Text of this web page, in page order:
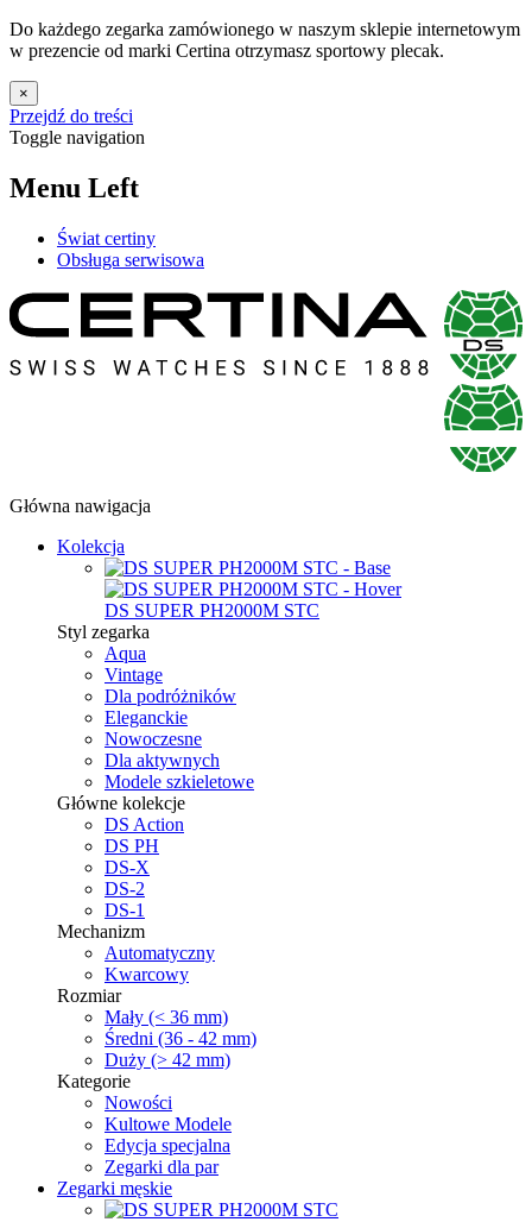
Do każdego zegarka zamówionego w naszym sklepie internetowym
w prezencie od marki Certina otrzymasz sportowy plecak.
×
Przejdź do treści
Toggle navigation
Menu Left
Świat certiny
Obsługa serwisowa
Główna nawigacja
Kolekcja
DS SUPER PH2000M STC
Styl zegarka
Aqua
Vintage
Dla podróżników
Eleganckie
Nowoczesne
Dla aktywnych
Modele szkieletowe
Główne kolekcje
DS Action
DS PH
DS-X
DS-2
DS-1
Mechanizm
Automatyczny
Kwarcowy
Rozmiar
Mały (< 36 mm)
Średni (36 - 42 mm)
Duży (> 42 mm)
Kategorie
Nowości
Kultowe Modele
Edycja specjalna
Zegarki dla par
Zegarki męskie